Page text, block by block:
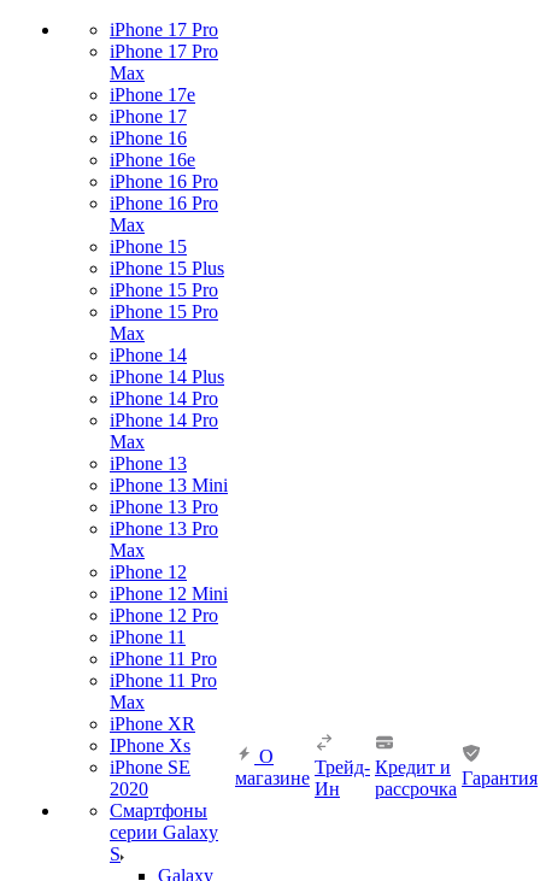
iPhone 17 Pro
iPhone 17 Pro
Max
iPhone 17e
iPhone 17
iPhone 16
iPhone 16e
iPhone 16 Pro
iPhone 16 Pro
Max
iPhone 15
iPhone 15 Plus
iPhone 15 Pro
iPhone 15 Pro
Max
iPhone 14
iPhone 14 Plus
iPhone 14 Pro
iPhone 14 Pro
Max
iPhone 13
iPhone 13 Mini
iPhone 13 Pro
iPhone 13 Pro
Max
iPhone 12
iPhone 12 Mini
iPhone 12 Pro
iPhone 11
iPhone 11 Pro
iPhone 11 Pro
Max
iPhone XR
IPhone Xs
iPhone SE
2020
Смартфоны
серии Galaxy
S
Galaxy
О
магазине
Трейд-
Ин
Кредит и
рассрочка
Гарантия